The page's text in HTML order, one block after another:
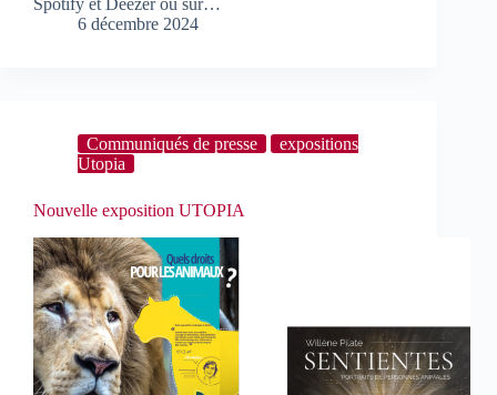
Spotify et Deezer ou sur…
6 décembre 2024
Communiqués de presse
expositions
Utopia
Nouvelle exposition UTOPIA